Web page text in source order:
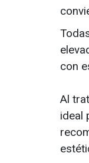
con
Al
ideal